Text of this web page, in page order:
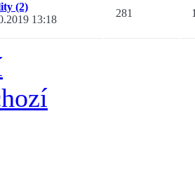
(2)
13:18
281